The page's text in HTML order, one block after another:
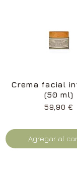
Vista
Crema facial
(50 ml)
Precio
59,90 €
Agregar al